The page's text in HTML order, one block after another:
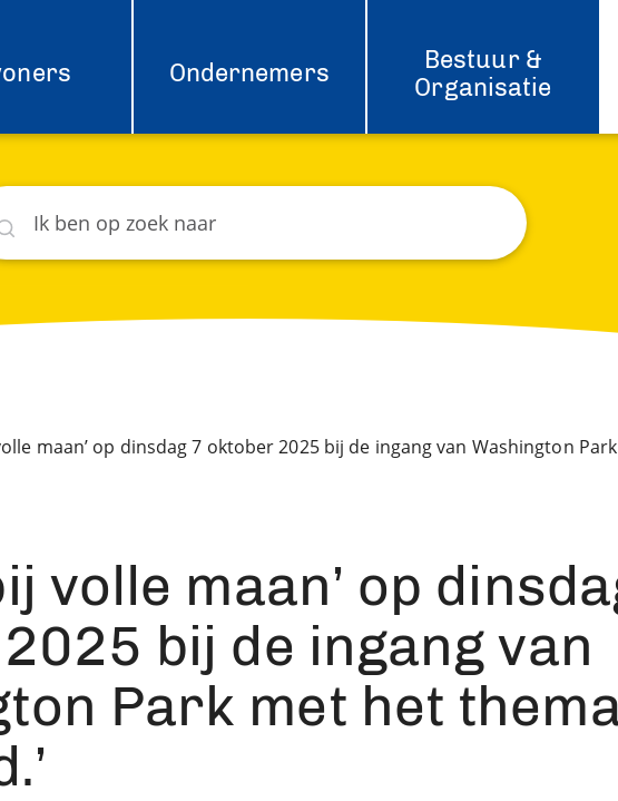
Ondernemers
Bestuur &
Organisatie
maan’ op dinsdag 7 oktober 2025 bij de ingang van Washington
volle maan’ op
bij de ingang van
Park met het